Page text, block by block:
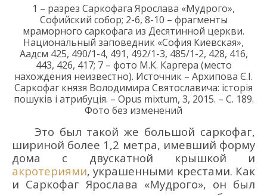
1 – разрез Саркофага Ярослава «Мудрого»,
Софийский собор; 2-6, 8-10 – фрагменты
мраморного саркофага из Десятинной церкви.
Национальный заповедник «София Киевская»,
Аадсм 425, 490/1-4, 491, 492/1-3, 485/1-2, 428, 416,
443, 426, 417; 7 – фото М.К. Каргера (место
нахождения неизвестно). Источник – Архипова Є.І.
Саркофаг князя Володимира Святославича: історія
пошуків і атрибуція. – Opus mixtum, 3, 2015. – С. 189.
Фото без изменений
Это был такой же большой саркофаг,
шириной более 1,2 метра, имевший форму
дома с двускатной крышкой и
акротериями, украшенными крестами. Как
и Саркофаг Ярослава «Мудрого», он был